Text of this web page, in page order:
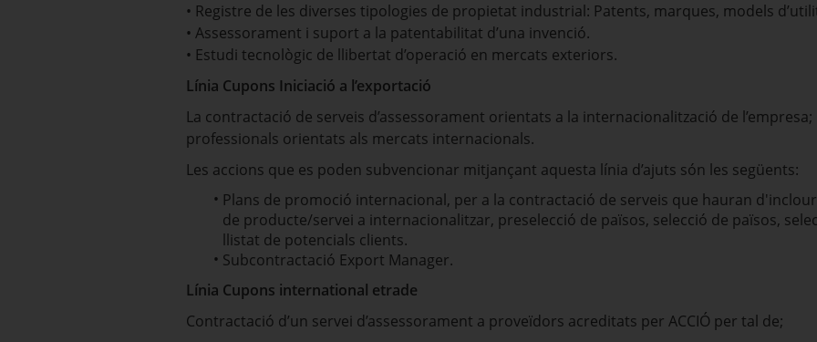
• Registre de les diverses tipologies de propietat industrial: Patents, marques, models
• Assessorament i suport a la patentabilitat d’una invenció.
• Estudi tecnològic de llibertat d’operació en mercats exteriors.
Línia Cupons Iniciació a l’exportació
La contractació de serveis d’assessorament orientats a la internacionalització de
professionals orientats als mercats internacionals.
Les accions que es poden subvencionar mitjançant aquesta línia d’ajuts són les següents:
Plans de promoció internacional, per a la contractació de serveis que hauran
de producte/servei a internacionalitzar, preselecció de països, selecció de països,
llistat de potencials clients.
Subcontractació Export Manager.
Línia Cupons international etrade
Contractació d’un servei d’assessorament a proveïdors acreditats per ACCIÓ per tal de;